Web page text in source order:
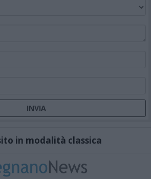
in modalità classica